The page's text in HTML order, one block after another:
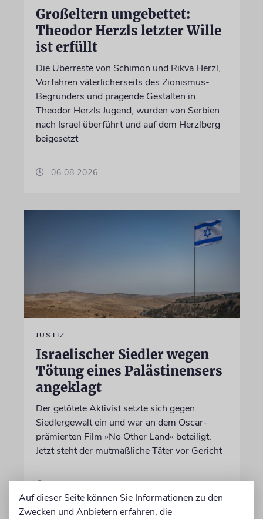
Großeltern umgebettet:
Theodor Herzls letzter Wille
ist erfüllt
Die Überreste von Schimon und Rikva Herzl,
Vorfahren väterlicherseits des Zionismus-
Begründers und prägende Gestalten in
Theodor Herzls Jugend, wurden von Serbien
nach Israel überführt und auf dem Herzlberg
beigesetzt
06.08.2026
JUSTIZ
Israelischer Siedler wegen
Tötung eines Palästinensers
angeklagt
Der getötete Aktivist setzte sich gegen
Siedlergewalt ein und war an dem Oscar-
prämierten Film »No Other Land« beteiligt.
Jetzt steht der mutmaßliche Täter vor Gericht
06.08.2026
Auf dieser Seite können Sie Informationen zu den
Zwecken und Anbietern erfahren, die